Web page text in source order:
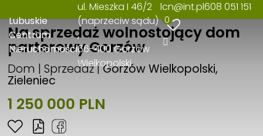
Lubuskie
Centrum
Nieruchomości
ul. Mieszka I 46/2
(naprzeciw sądu)
66-400 Gorzów
Wielkopolski
lcn@int.pl608 051 151
0
Na sprzedaż wolnostojący dom
parterowy Gorzów
Dom | Sprzedaż |Gorzów Wielkopolski,
Zieleniec
1 250 000 PLN